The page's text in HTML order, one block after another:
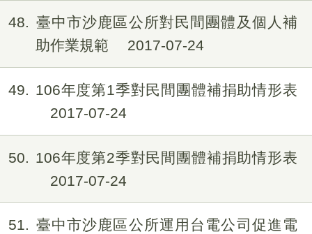
48
臺中市沙鹿區公所對民間團體及個人補
助作業規範
2017-07-24
49
106年度第1季對民間團體補捐助情形表
2017-07-24
50
106年度第2季對民間團體補捐助情形表
2017-07-24
51
臺中市沙鹿區公所運用台電公司促進電